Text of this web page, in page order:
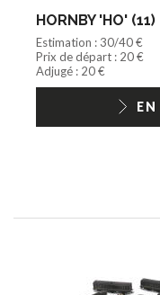
HORNBY 'HO' (11)
Estimation : 30/40 €
Prix de départ : 20 €
Adjugé : 20 €